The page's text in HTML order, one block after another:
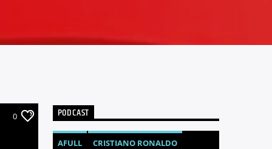
0 PODCAST
AFULL
CRISTIANO RONALDO